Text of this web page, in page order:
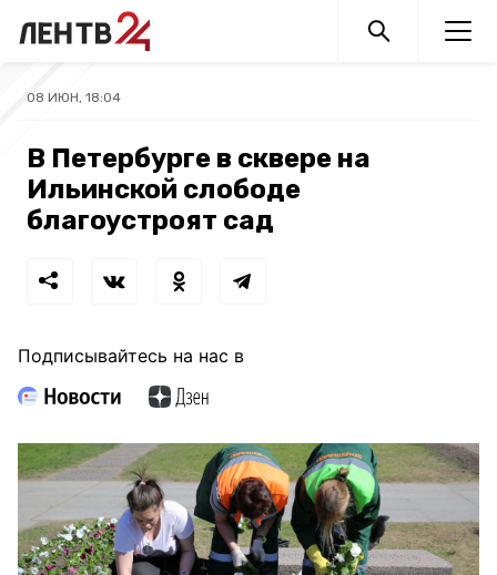
08 ИЮН, 18:04
В Петербурге в сквере на
Ильинской слободе
благоустроят сад
Подписывайтесь на нас в